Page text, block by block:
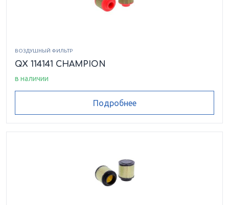
ВОЗДУШНЫЙ ФИЛЬТР
QX 114141 CHAMPION
в наличии
Подробнее